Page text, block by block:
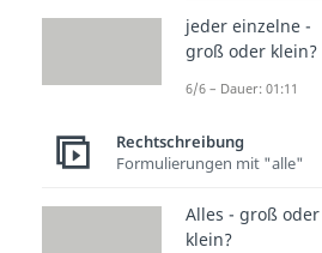
jeder einzelne -
groß oder klein?
6/6 – Dauer: 01:11
Rechtschreibung
Formulierungen mit "alle"
Alles - groß oder
klein?